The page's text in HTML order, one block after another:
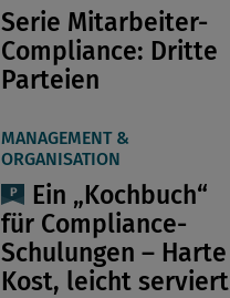
Serie Mitarbeiter-
Compliance: Dritte
Parteien
MANAGEMENT &
ORGANISATION
Ein „Kochbuch“
für Compliance-
Schulungen – Harte
Kost, leicht serviert